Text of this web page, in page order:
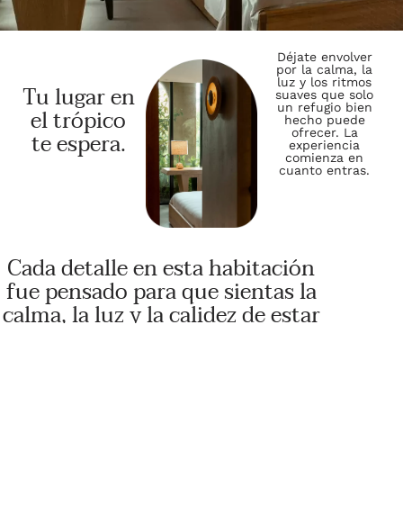
Tu lugar en
el trópico
te espera.
Déjate envolver
por la calma, la
luz y los ritmos
suaves que solo
un refugio bien
hecho puede
ofrecer. La
experiencia
comienza en
cuanto entras.
Cada detalle en esta habitación
fue pensado para que sientas la
calma, la luz y la calidez de estar